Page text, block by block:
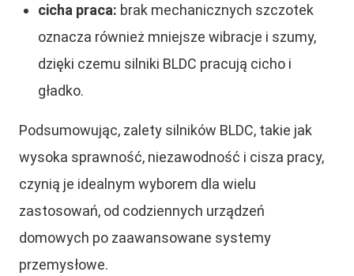
cicha praca: brak mechanicznych szczotek
oznacza również mniejsze wibracje i szumy,
dzięki czemu silniki BLDC pracują cicho i
gładko.
Podsumowując, zalety silników BLDC, takie jak
wysoka sprawność, niezawodność i cisza pracy,
czynią je idealnym wyborem dla wielu
zastosowań, od codziennych urządzeń
domowych po zaawansowane systemy
przemysłowe.